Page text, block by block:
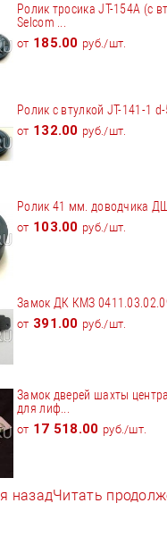
Ролик тросика JT-154А (с
Selcom ...
от 185.00 руб./шт.
Ролик с втулкой JT-141-1
от 132.00 руб./шт.
Ролик 41 мм. доводчика ДШ
от 103.00 руб./шт.
Замок ДК КМЗ
от 391.00 руб./шт.
Замок дверей шахты
для лиф...
от 17 518.00 руб./шт.
назадЧитать